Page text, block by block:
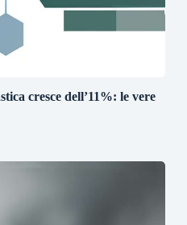
cresce dell’11%: le vere